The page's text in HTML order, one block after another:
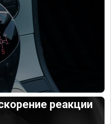
реакции